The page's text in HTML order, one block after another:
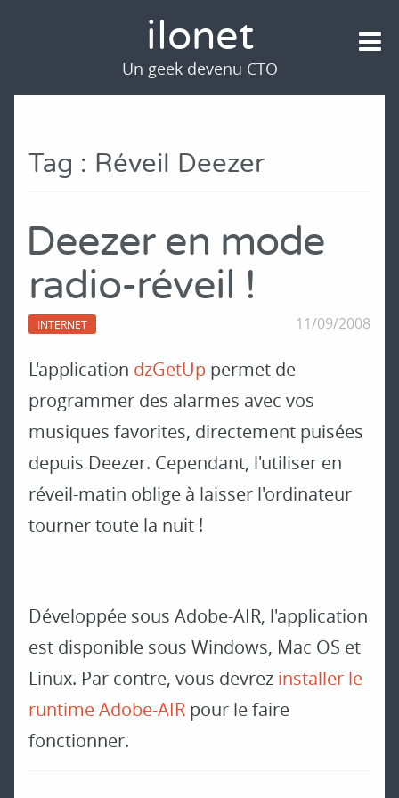
Tag : Réveil Deezer
Deezer en mode
radio-réveil !
INTERNET 11/09/2008
L'application dzGetUp permet de
programmer des alarmes avec vos
musiques favorites, directement puisées
depuis Deezer. Cependant, l'utiliser en
réveil-matin oblige à laisser l'ordinateur
tourner toute la nuit !
Développée sous Adobe-AIR, l'application
est disponible sous Windows, Mac OS et
Linux. Par contre, vous devrez installer le
runtime Adobe-AIR pour le faire
fonctionner.
ilonet
Un geek devenu CTO